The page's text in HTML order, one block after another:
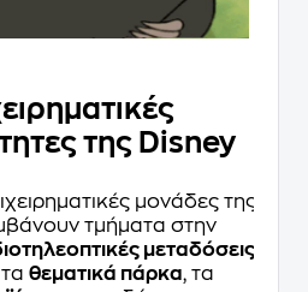
της Disney
μονάδες της
τμήματα στην
μεταδόσεις
θεματικά πάρκα, τα